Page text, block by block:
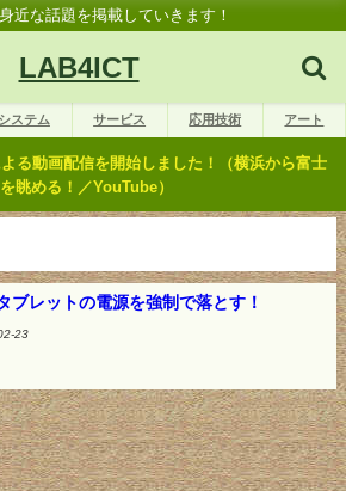
近な話題を掲載していきます！
LAB4ICT
システム サービス 応用技術 アート
る動画配信を開始しました！（横浜から富士
眺める！／YouTube）
ブレットの電源を強制で落とす！
23